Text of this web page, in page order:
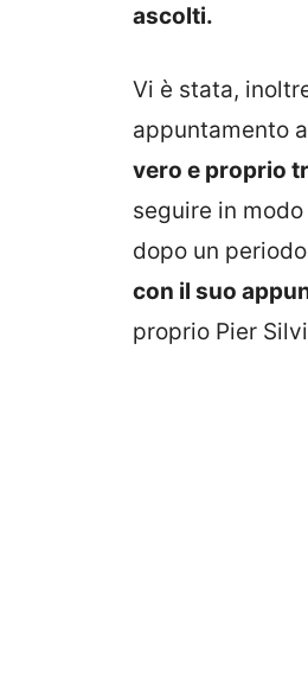
ascolti.
Vi è stata,
appuntamento
vero e proprio
seguire in
dopo un
con il suo
proprio Pier